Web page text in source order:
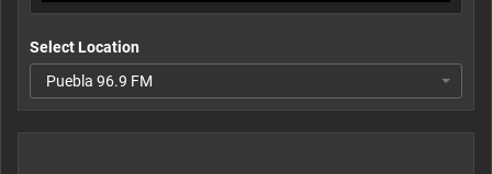
Select Location
Puebla 96.9 FM